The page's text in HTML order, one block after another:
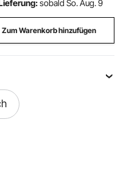
sobald So. Aug. 9
Zum Warenkorb hinzufügen